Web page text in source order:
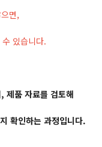
면,
있습니다.
제품 자료를 검토해
확인하는 과정입니다.